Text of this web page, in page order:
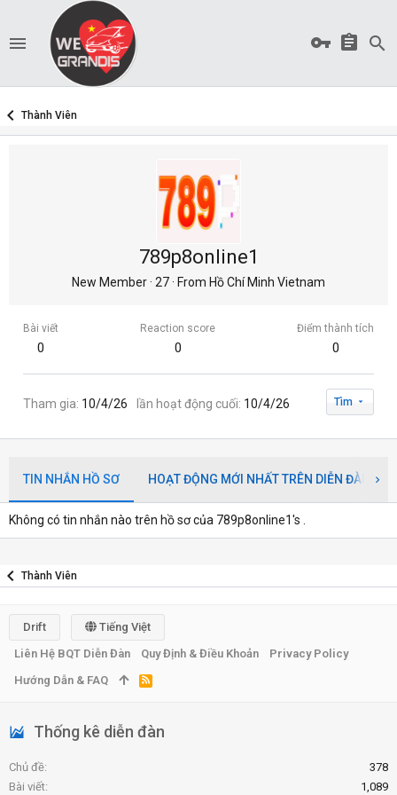
Thành Viên
789p8online1
New Member· 27· From Hồ Chí Minh Vietnam
Bài viết
0
Reaction score
0
Điểm thành tích
0
Tham gia 10/4/26 lần hoạt động cuối 10/4/26 Tìm
TIN NHẮN HỒ SƠ HOẠT ĐỘNG MỚI NHẤT TRÊN DIỄN ĐÀN
Không có tin nhắn nào trên hồ sơ của 789p8online1's .
Thành Viên
Thống kê diễn đàn
Chủ đề
378
Bài viết
1,089
Drift
Tiếng Việt
Liên Hệ BQT Diễn Đàn
Quy Định & Điều Khoản
Privacy Policy
Hướng Dẫn & FAQ
R
S